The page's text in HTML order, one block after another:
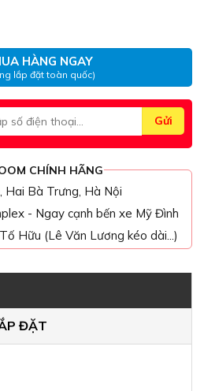
HÀNG NGAY
lắp đặt toàn quốc)
CHÍNH HÃNG
Hai Bà Trưng, Hà Nội
- Ngay cạnh bến xe Mỹ Đình
Hữu (Lê Văn Lương kéo dài...)
ĐẶT